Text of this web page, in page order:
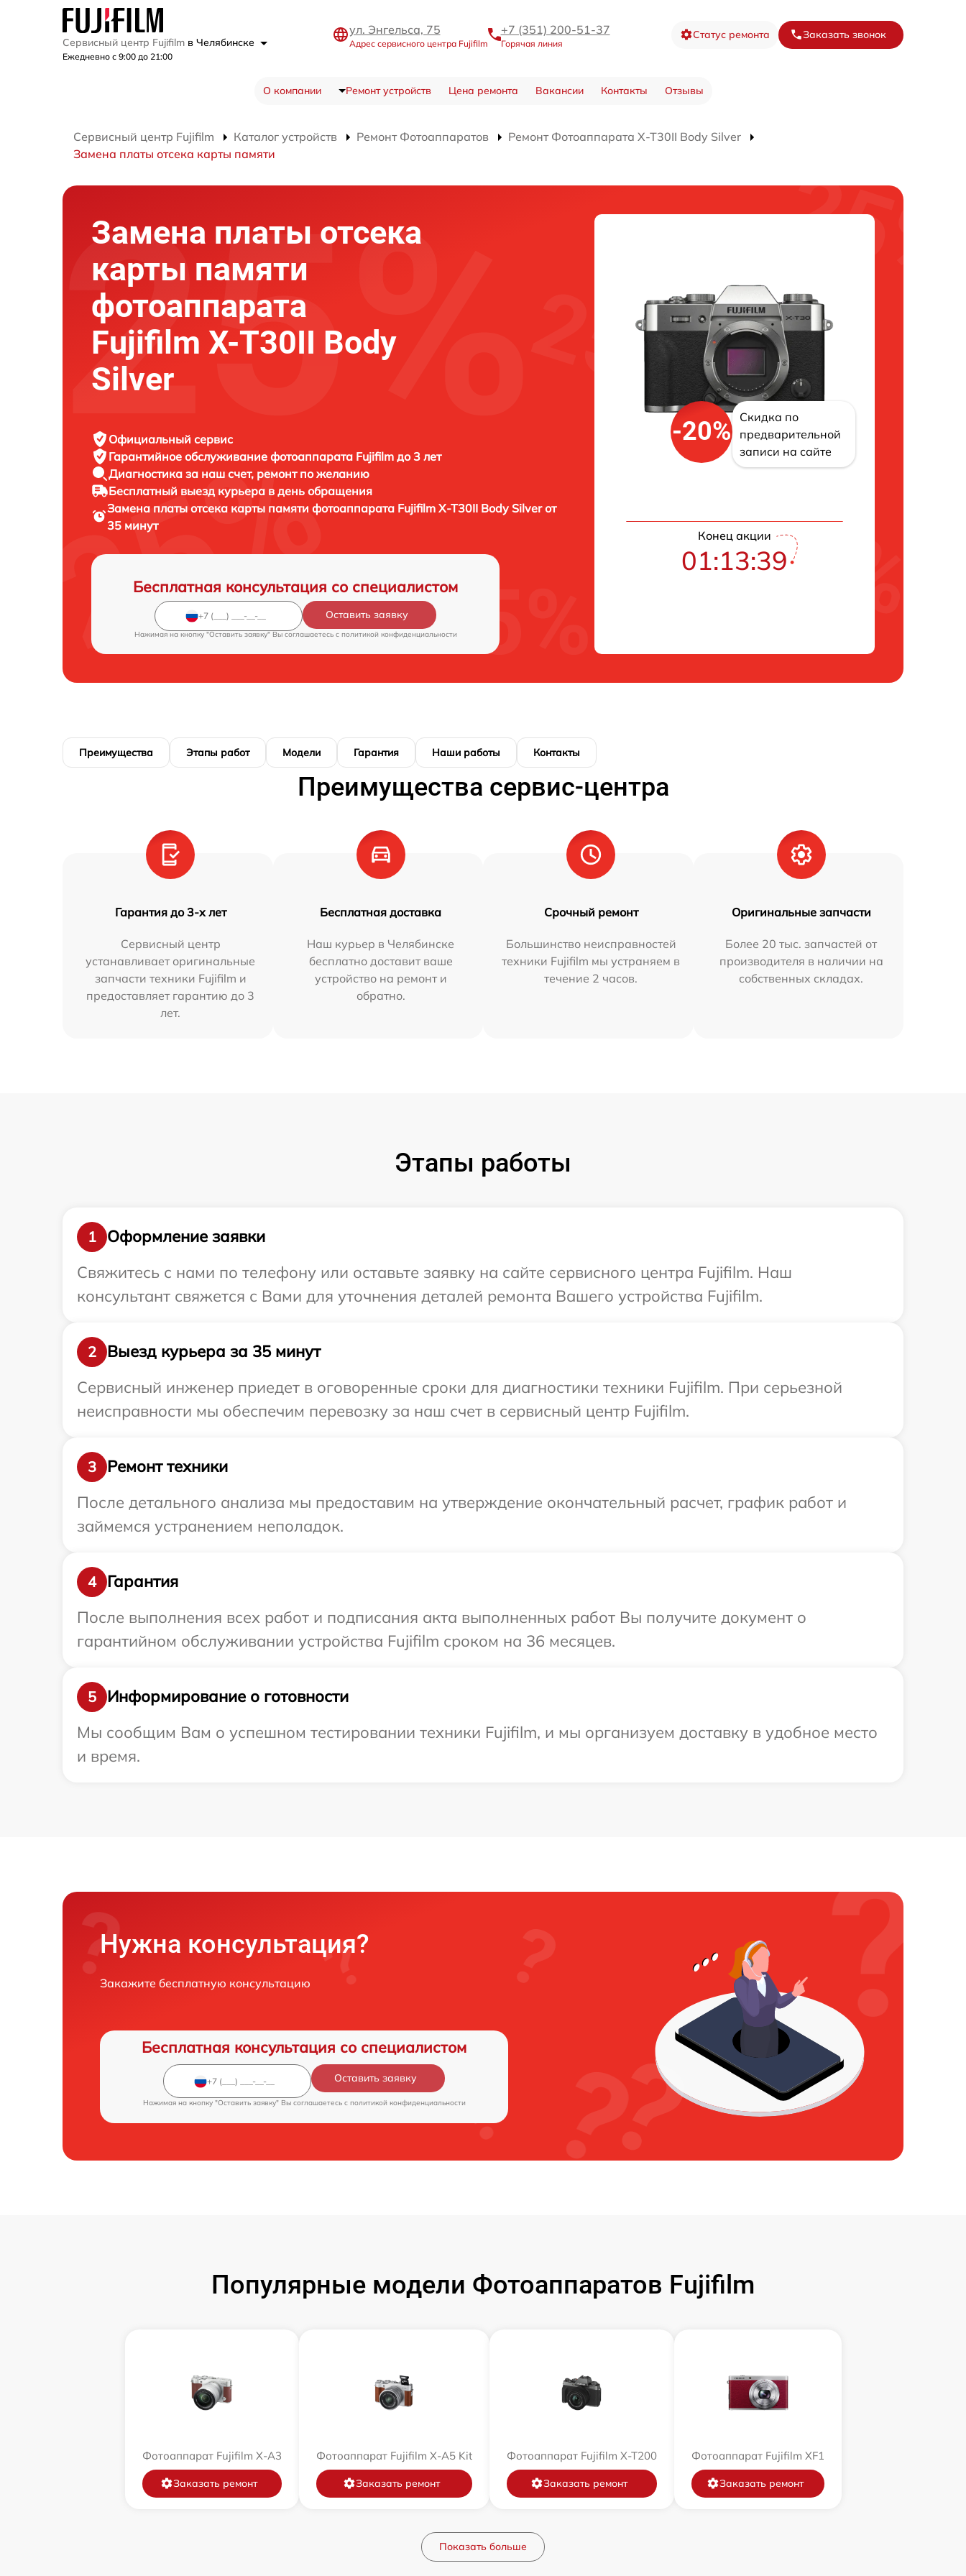
Сервисный центр Fujifilm в Челябинске
Ежедневно с 9:00 до 21:00
ул. Энгельса, 75
Адрес сервисного центра Fujifilm
+7 (351) 200-51-37
Горячая линия
Статус ремонта Заказать звонок
О компании Ремонт устройств Цена ремонта Вакансии Контакты Отзывы
Сервисный центр Fujifilm Каталог устройств Ремонт Фотоаппаратов
Ремонт Фотоаппарата X-T30II Body Silver
Замена платы отсека карты памяти
Замена платы отсека
карты памяти
фотоаппарата
Fujifilm X-T30II Body
Silver
Официальный сервис
Гарантийное обслуживание фотоаппарата Fujifilm до 3 лет
Диагностика за наш счет, ремонт по желанию
Бесплатный выезд курьера в день обращения
Замена платы отсека карты памяти фотоаппарата Fujifilm X-T30II Body Silver от
35 минут
Бесплатная консультация со специалистом
Оставить заявку
Нажимая на кнопку "Оставить заявку" Вы соглашаетесь c политикой конфиденциальности
-20%
Скидка по
предварительной
записи на сайте
Конец акции
01:13:38
Преимущества Этапы работ Модели Гарантия Наши работы Контакты
Преимущества сервис-центра
Гарантия до 3-х лет
Сервисный центр
устанавливает оригинальные
запчасти техники Fujifilm и
предоставляет гарантию до 3
лет.
Бесплатная доставка
Наш курьер в Челябинске
бесплатно доставит ваше
устройство на ремонт и
обратно.
Срочный ремонт
Большинство неисправностей
техники Fujifilm мы устраняем в
течение 2 часов.
Оригинальные запчасти
Более 20 тыс. запчастей от
производителя в наличии на
собственных складах.
Этапы работы
1
Оформление заявки
Свяжитесь с нами по телефону или оставьте заявку на сайте сервисного центра Fujifilm. Наш
консультант свяжется с Вами для уточнения деталей ремонта Вашего устройства Fujifilm.
2
Выезд курьера за 35 минут
Сервисный инженер приедет в оговоренные сроки для диагностики техники Fujifilm. При серьезной
неисправности мы обеспечим перевозку за наш счет в сервисный центр Fujifilm.
3
Ремонт техники
После детального анализа мы предоставим на утверждение окончательный расчет, график работ и
займемся устранением неполадок.
4
Гарантия
После выполнения всех работ и подписания акта выполненных работ Вы получите документ о
гарантийном обслуживании устройства Fujifilm сроком на 36 месяцев.
5
Информирование о готовности
Мы сообщим Вам о успешном тестировании техники Fujifilm, и мы организуем доставку в удобное место
и время.
Нужна консультация?
Закажите бесплатную консультацию
Бесплатная консультация со специалистом
Оставить заявку
Нажимая на кнопку "Оставить заявку" Вы соглашаетесь c политикой конфиденциальности
Популярные модели Фотоаппаратов Fujifilm
Фотоаппарат Fujifilm X-A3
Заказать ремонт
Фотоаппарат Fujifilm X-A5 Kit
Заказать ремонт
Фотоаппарат Fujifilm X-T200
Заказать ремонт
Фотоаппарат Fujifilm XF1
Заказать ремонт
Показать больше